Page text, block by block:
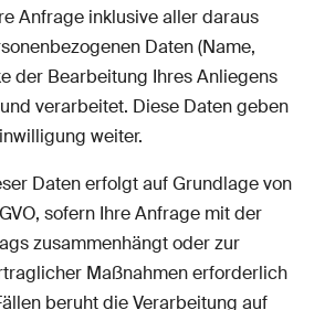
Anfrage inklusive aller daraus
Daten (Name,
der Bearbeitung Ihres Anliegens
verarbeitet. Diese Daten geben
weiter.
Daten erfolgt auf Grundlage von
sofern Ihre Anfrage mit der
zusammenhängt oder zur
Maßnahmen erforderlich
beruht die Verarbeitung auf